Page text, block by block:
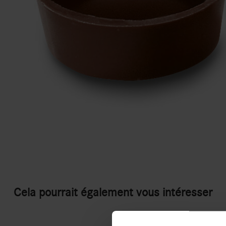
Cela pourrait également vous intéresser